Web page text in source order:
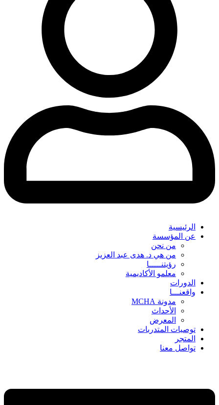
الرئيسية
عن المؤسسة
من نحن
من هي د. هدى عبد العزيز
رؤيتنـــــا
معلمو الأكاديمية
الدورات
واقعنـــا
مدونة MCHA
الأحداث
المعرض
توصيات المتدربات
المتجر
تواصل معنا